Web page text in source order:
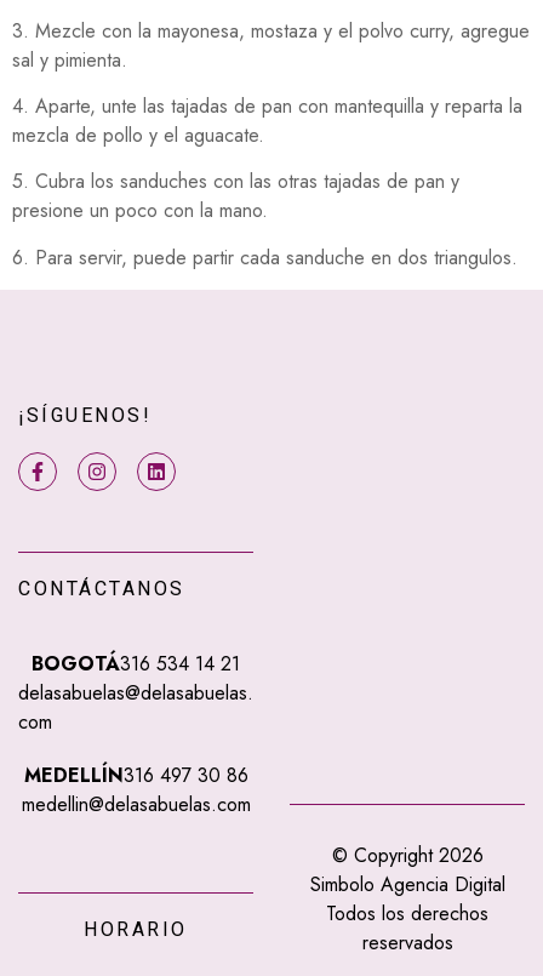
3. Mezcle con la mayonesa, mostaza y el polvo curry, agregue
sal y pimienta.
4. Aparte, unte las tajadas de pan con mantequilla y reparta la
mezcla de pollo y el aguacate.
5. Cubra los sanduches con las otras tajadas de pan y
presione un poco con la mano.
6. Para servir, puede partir cada sanduche en dos triangulos.
¡SÍGUENOS!
CONTÁCTANOS
BOGOTÁ316 534 14 21
delasabuelas@delasabuelas.
com
MEDELLÍN316 497 30 86
medellin@delasabuelas.com
HORARIO
© Copyright 2026
Simbolo Agencia Digital
Todos los derechos
reservados